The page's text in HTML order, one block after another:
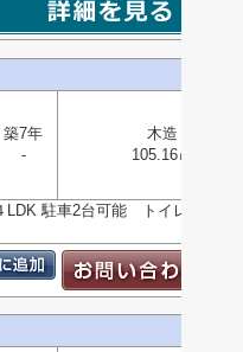
築7年
-
木造
105.16㎡
駐車2台可能 トイレ２ヶ所あ